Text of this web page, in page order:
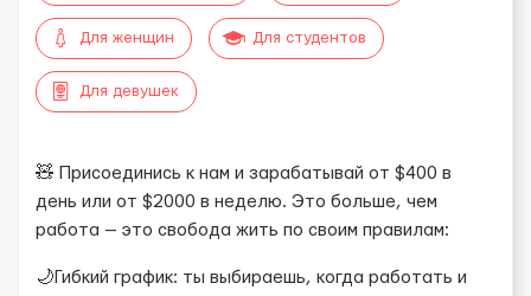
Для женщин Для студентов
Для девушек
🧸 Присоединись к нам и зарабатывай от $400 в
день или от $2000 в неделю. Это больше, чем
работа — это свобода жить по своим правилам:
🌙Гибкий график: ты выбираешь, когда работать и